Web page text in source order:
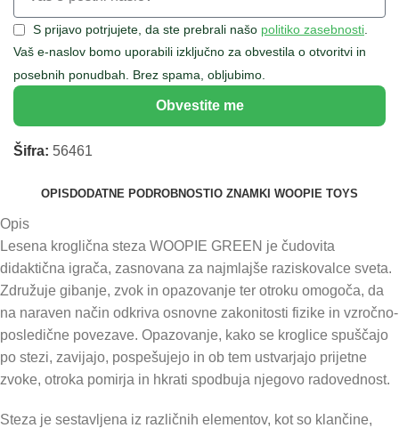
S prijavo potrjujete, da ste prebrali našo politiko zasebnosti
Vaš e-naslov bomo uporabili izključno za obvestila o otvoritvi in
posebnih ponudbah. Brez spama, obljubimo.
Obvestite me
Šifra: 56461
OPISDODATNE PODROBNOSTIO ZNAMKI WOOPIE TOYS
Opis
Lesena kroglična steza WOOPIE GREEN je čudovita
didaktična igrača, zasnovana za najmlajše raziskovalce sveta.
Združuje gibanje, zvok in opazovanje ter otroku omogoča, da
na naraven način odkriva osnovne zakonitosti fizike in vzročno-
posledične povezave. Opazovanje, kako se kroglice spuščajo
po stezi, zavijajo, pospešujejo in ob tem ustvarjajo prijetne
zvoke, otroka pomirja in hkrati spodbuja njegovo radovednost.
Steza je sestavljena iz različnih elementov, kot so klančine,